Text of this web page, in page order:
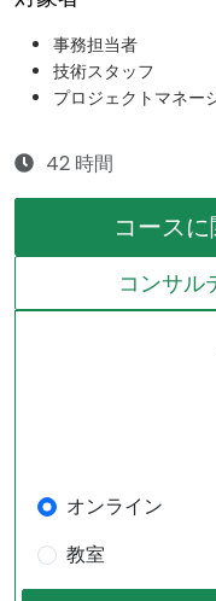
事務担当者
技術スタッフ
プロジェクトマネー
42 時間
コース
コンサル
オンライン
教室